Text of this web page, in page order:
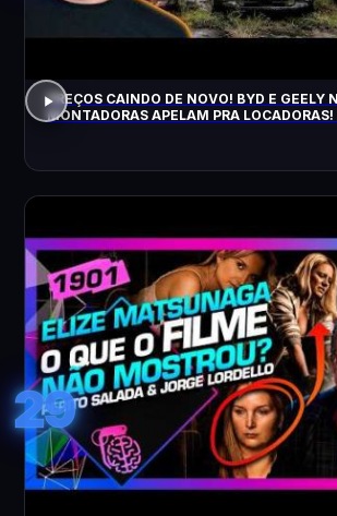
PREÇOS CAINDO DE NOVO! BYD E GEELY
MONTADORAS APELAM PRA LOCADORAS! O QUE
29